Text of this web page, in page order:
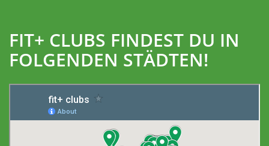
FIT+ CLUBS FINDEST DU IN
FOLGENDEN STÄDTEN!